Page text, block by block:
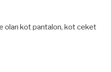
olan kot pantalon, kot ceket